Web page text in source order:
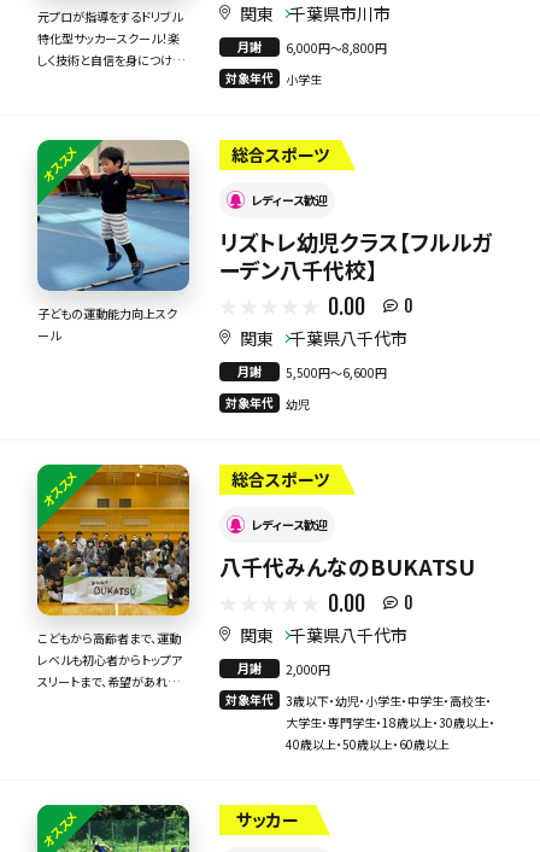
元プロが指導をするドリブル
特化型サッカースクール！楽
しく技術と自信を身につけま
関東 千葉県市川市
月謝
6,000円〜8,800円
対象年代
小学生
オススメ
子どもの運動能力向上スク
ール
総合スポーツ
レディース歓迎
リズトレ幼児クラス【フルルガ
ーデン八千代校】
0.00 0
関東 千葉県八千代市
月謝
5,500円〜6,600円
対象年代
幼児
オススメ
こどもから高齢者まで、運動
レベルも初心者からトップア
スリートまで、希望があれば
総合スポーツ
レディース歓迎
八千代みんなのBUKATSU
0.00 0
関東 千葉県八千代市
月謝
2,000円
対象年代
3歳以下・幼児・小学生・中学生・高校生・
大学生・専門学生・18歳以上・30歳以上・
40歳以上・50歳以上・60歳以上
オススメ サッカー